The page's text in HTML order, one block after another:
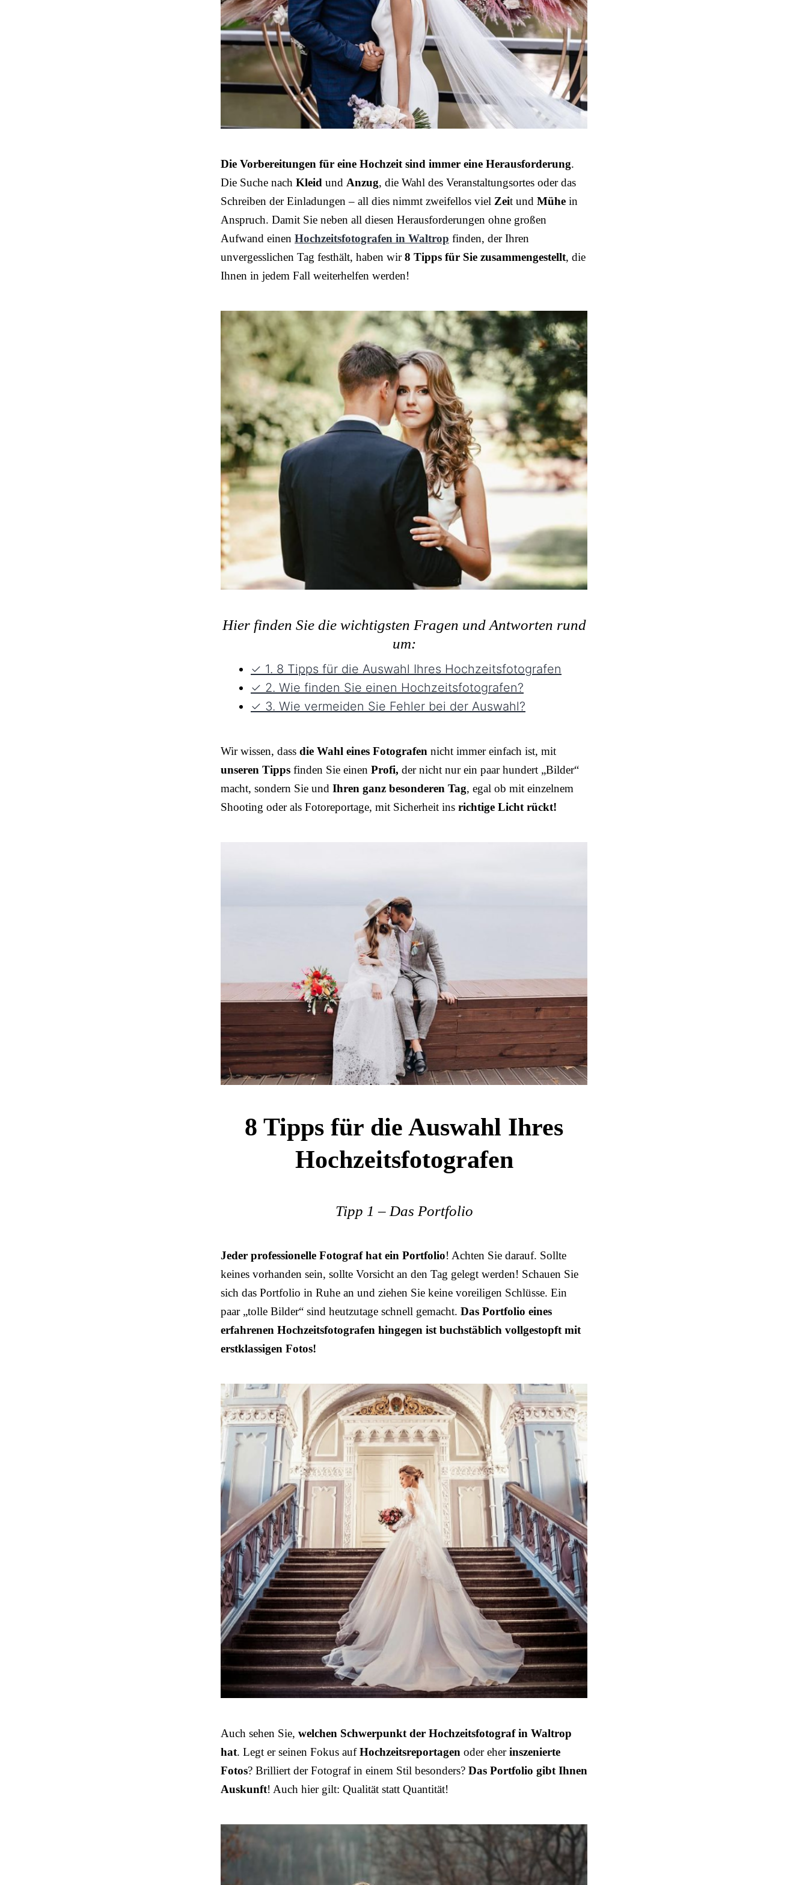
Die Vorbereitungen für eine Hochzeit sind immer eine Herausforderung.
Die Suche nach Kleid und Anzug, die Wahl des Veranstaltungsortes oder das
Schreiben der Einladungen – all dies nimmt zweifellos viel Zeit und Mühe in
Anspruch. Damit Sie neben all diesen Herausforderungen ohne großen
Aufwand einen Hochzeitsfotografen in Waltrop finden, der Ihren
unvergesslichen Tag festhält, haben wir8 Tipps für Sie zusammengestellt, die
Ihnen in jedem Fall weiterhelfen werden!
Hier finden Sie die wichtigsten Fragen und Antworten rund
um:
✓ 1. 8 Tipps für die Auswahl Ihres Hochzeitsfotografen
✓ 2. Wie finden Sie einen Hochzeitsfotografen?
✓ 3. Wie vermeiden Sie Fehler bei der Auswahl?
Wir wissen, dass die Wahl eines Fotografen nicht immer einfach ist, mit
unseren Tipps finden Sie einen Profi, der nicht nur ein paar hundert „Bilder“
macht, sondern Sie und Ihren ganz besonderen Tag, egal ob mit einzelnem
Shooting oder als Fotoreportage, mit Sicherheit ins richtige Licht rückt!
8 Tipps für die Auswahl Ihres
Hochzeitsfotografen
Tipp 1 – Das Portfolio
Jeder professionelle Fotograf hat ein Portfolio! Achten Sie darauf. Sollte
keines vorhanden sein, sollte Vorsicht an den Tag gelegt werden! Schauen Sie
sich das Portfolio in Ruhe an und ziehen Sie keine voreiligen Schlüsse. Ein
paar „tolle Bilder“ sind heutzutage schnell gemacht. Das Portfolio eines
erfahrenen Hochzeitsfotografen hingegen ist buchstäblich vollgestopft mit
erstklassigen Fotos!
Auch sehen Sie, welchen Schwerpunkt der Hochzeitsfotograf in Waltrop
hat. Legt er seinen Fokus aufHochzeitsreportagen oder eherinszenierte
Fotos? Brilliert der Fotograf in einem Stil besonders? Das Portfolio gibt Ihnen
Auskunft! Auch hier gilt: Qualität statt Quantität!